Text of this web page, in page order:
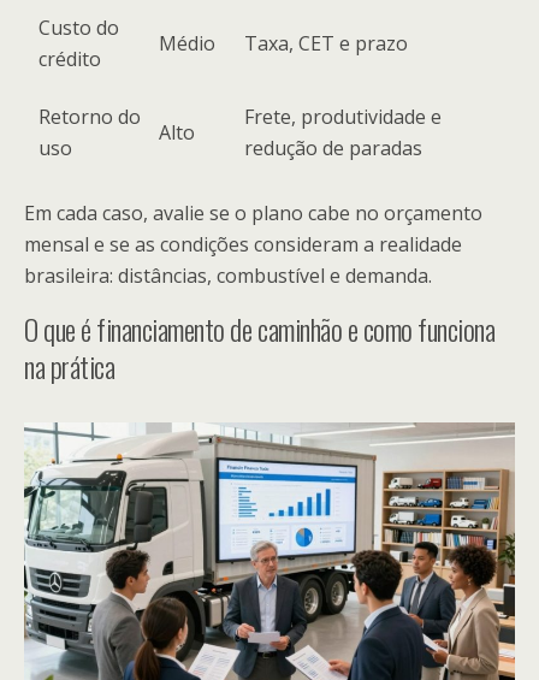
Custo do
crédito
Médio Taxa, CET e prazo
Retorno do
uso
Alto
Frete, produtividade e
redução de paradas
Em cada caso, avalie se o plano cabe no orçamento
mensal e se as condições consideram a realidade
brasileira: distâncias, combustível e demanda.
O que é financiamento de caminhão e como funciona
na prática